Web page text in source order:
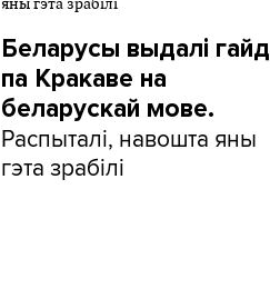
Беларусы выдалі гайд
па Кракаве на
беларускай мове.
Распыталі, навошта яны
гэта зрабілі